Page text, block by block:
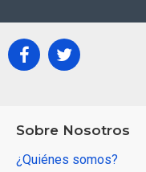
Sobre Nosotros
¿Quiénes somos?